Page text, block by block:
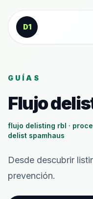
Saltar al contenido
D1
GUÍAS
Flujo
flujo delisting rbl ·
delist spamhaus
Desde descubrir
prevención.